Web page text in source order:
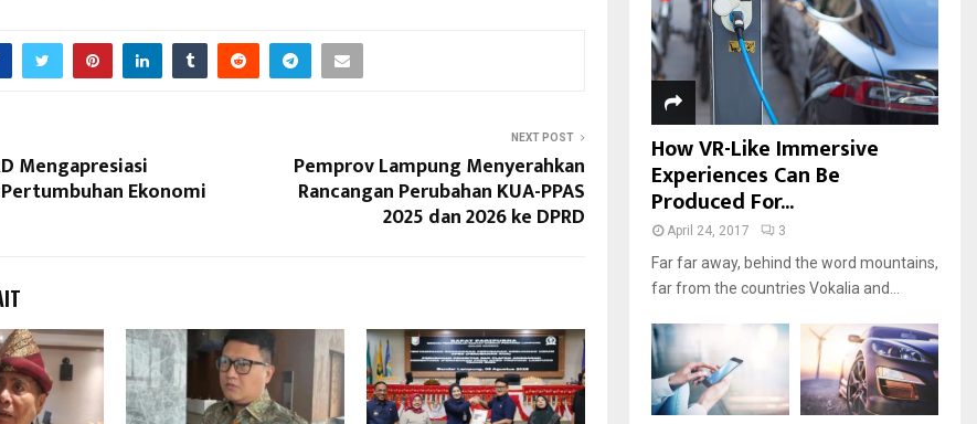
Mengapresiasi
Ekonomi
NEXT POST
Pemprov Lampung Menyerahkan
Rancangan Perubahan KUA-PPAS
2025 dan 2026 ke DPRD
How VR-Like Immersive
Experiences Can Be
Produced For...
April 24, 2017 3
Far far away, behind the word mountains,
far from the countries Vokalia and...